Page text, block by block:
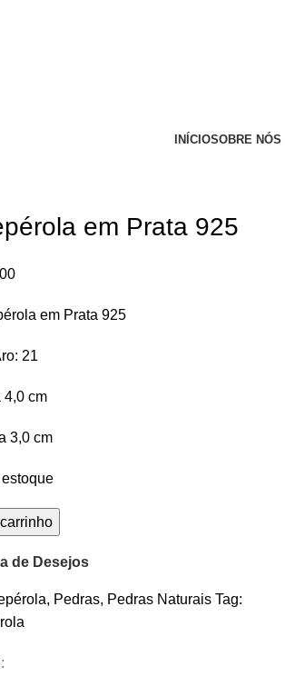
INÍCIOSOBRE NÓS
em Prata 925
em Prata 925
21
4,0 cm
3,0 cm
de Desejos
, Pedras, Pedras Naturais Tag: